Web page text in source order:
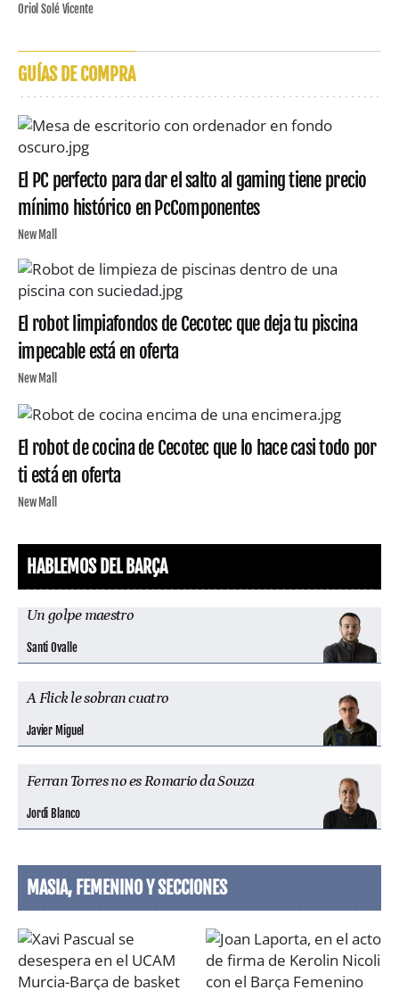
Oriol Solé Vicente
GUÍAS DE COMPRA
El PC perfecto para dar el salto al gaming tiene precio
mínimo histórico en PcComponentes
New Mall
El robot limpiafondos de Cecotec que deja tu piscina
impecable está en oferta
New Mall
El robot de cocina de Cecotec que lo hace casi todo por
ti está en oferta
New Mall
HABLEMOS DEL BARÇA
Un golpe maestro
Santi Ovalle
A Flick le sobran cuatro
Javier Miguel
Ferran Torres no es Romario da Souza
Jordi Blanco
MASIA, FEMENINO Y SECCIONES